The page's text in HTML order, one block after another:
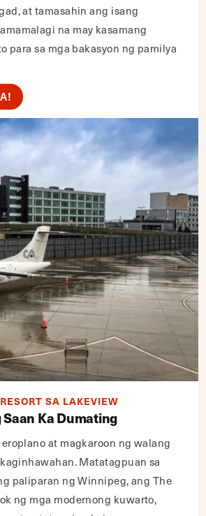
at tamasahin ang isang
na may kasamang
para sa mga bakasyon ng pamilya
SA LAKEVIEW
Ka Dumating
at magkaroon ng walang
Matatagpuan sa
paliparan ng Winnipeg, ang The
ng mga modernong kuwarto,